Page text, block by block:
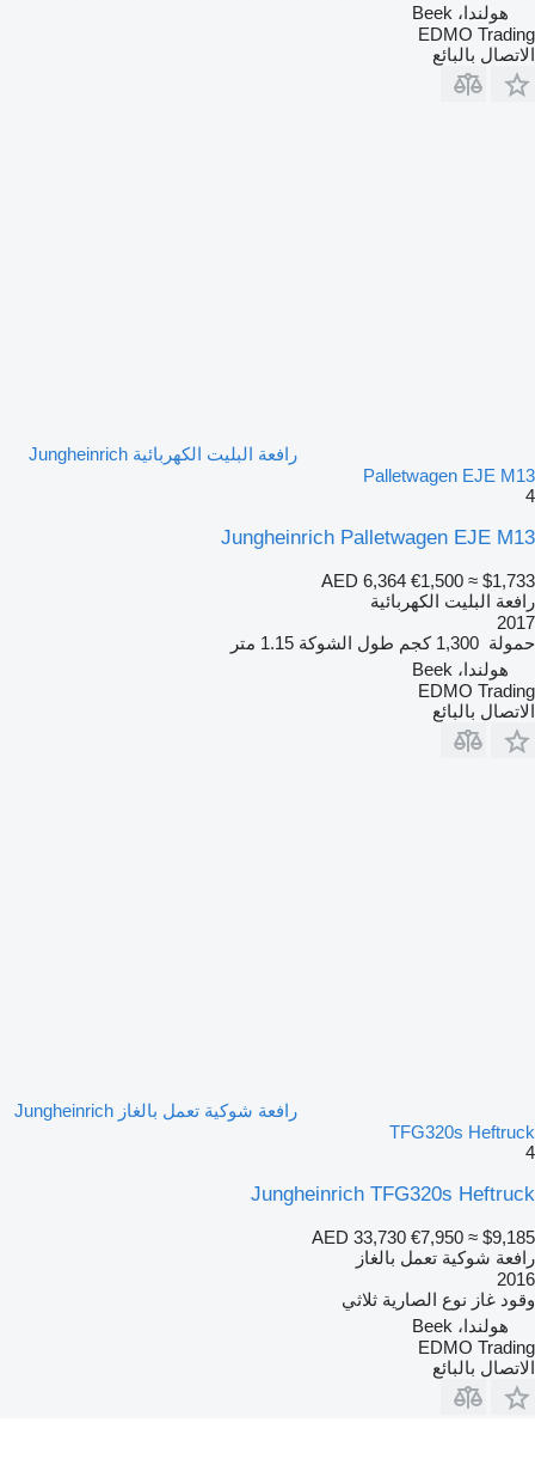
هولندا، Beek
EDMO Trading
الاتصال بالبائع
رافعة البليت الكهربائية Jungheinrich
Palletwagen EJE M13
4
Jungheinrich Palletwagen EJE M13
AED 6,364 €1,500 ≈ $1,733
رافعة البليت الكهربائية
2017
حمولة 1,300 كجم طول الشوكة 1.15 متر
هولندا، Beek
EDMO Trading
الاتصال بالبائع
رافعة شوكية تعمل بالغاز Jungheinrich
TFG320s Heftruck
4
Jungheinrich TFG320s Heftruck
AED 33,730 €7,950 ≈ $9,185
رافعة شوكية تعمل بالغاز
2016
وقود غاز نوع الصارية ثلاثي
هولندا، Beek
EDMO Trading
الاتصال بالبائع